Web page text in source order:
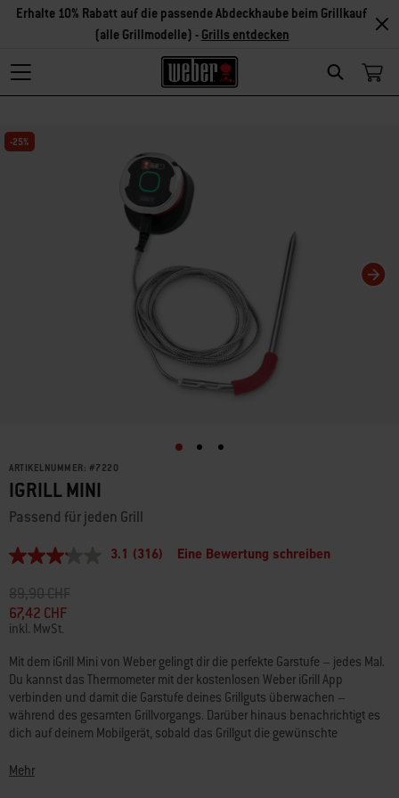
Search
Erhalte 10% Rabatt auf die passende Abdeckhaube beim Grillkauf
(alle Grillmodelle) - Grills entdecken
-25%
Changing this current slide of this carousel will change the current slide of
ARTIKELNUMMER: #7220
IGRILL MINI
Passend für jeden Grill
3.1
5
Sternen,
durchschnittlicher
Bewertungswert.
316
Reviews.
Link
zur
gleichen
Seite.
3.1 (316) Eine Bewertung schreiben
Preis reduziert ab
89,90 CHFbis
67,42 CHF
inkl. MwSt.
Mit dem iGrill Mini von Weber gelingt dir die perfekte Garstufe – jedes Mal.
Du kannst das Thermometer mit der kostenlosen Weber iGrill App
verbinden und damit die Garstufe deines Grillguts überwachen –
während des gesamten Grillvorgangs. Darüber hinaus benachrichtigt es
dich auf deinem Mobilgerät, sobald das Grillgut die gewünschte
Mehr